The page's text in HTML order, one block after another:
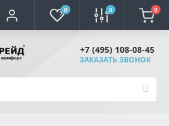
0 0 0
+7 (495) 108-08-45
ЗАКАЗАТЬ ЗВОНОК